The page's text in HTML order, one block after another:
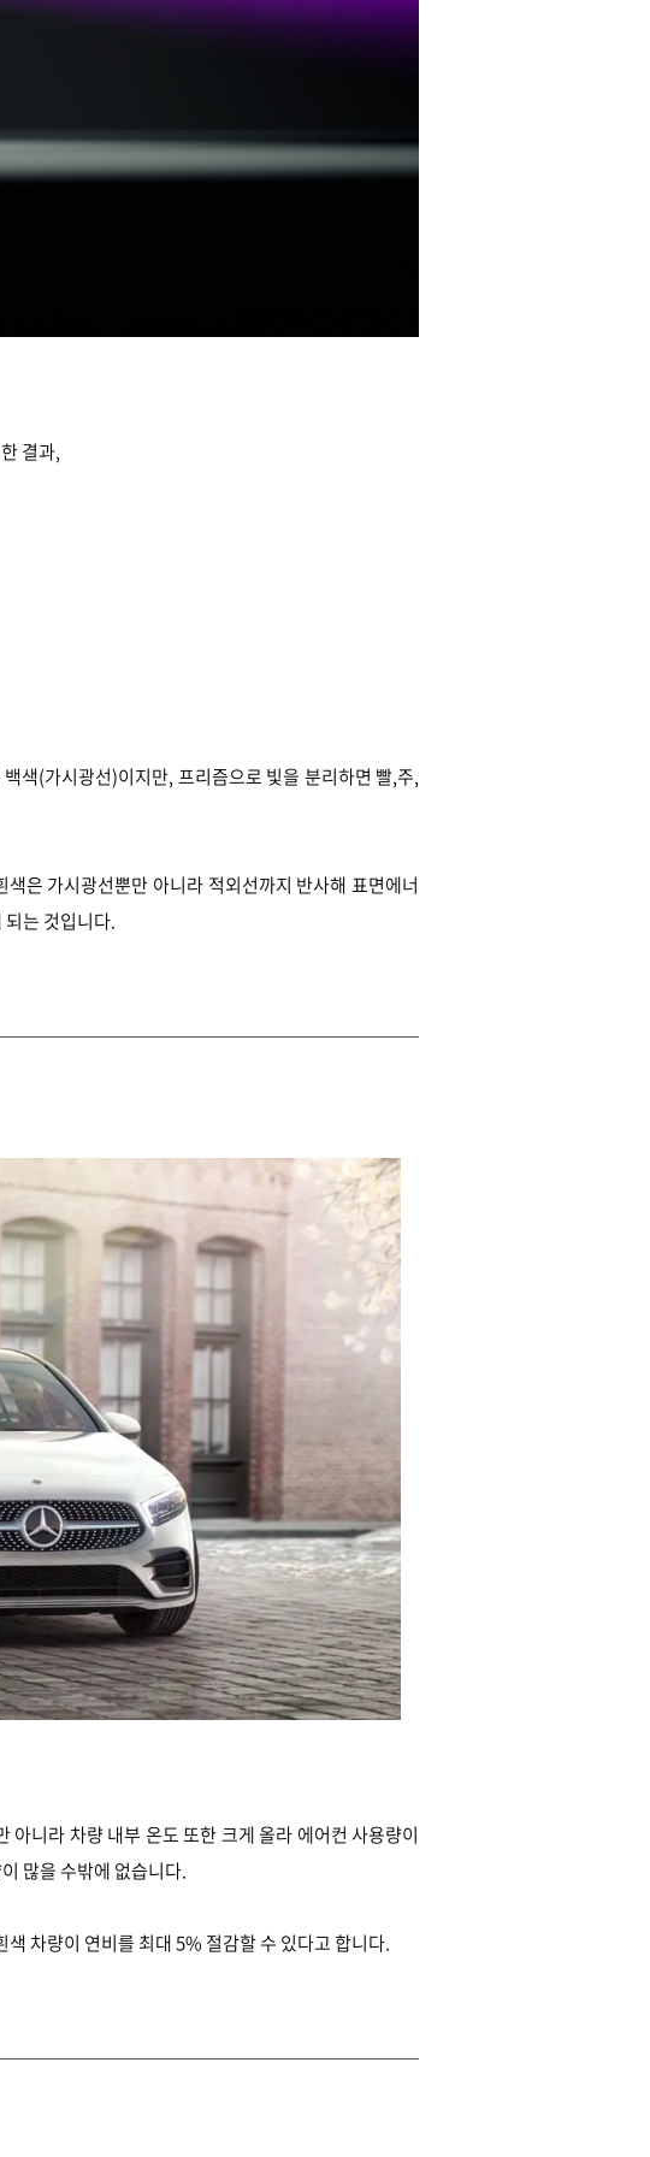
결과,
색(가시광선)이지만, 프리즘으로 빛을 분리하면 빨,주,
색은 가시광선뿐만 아니라 적외선까지 반사해 표면에너
는 것입니다.
니라 차량 내부 온도 또한 크게 올라 에어컨 사용량이
많을 수밖에 없습니다.
차량이 연비를 최대 5% 절감할 수 있다고 합니다.